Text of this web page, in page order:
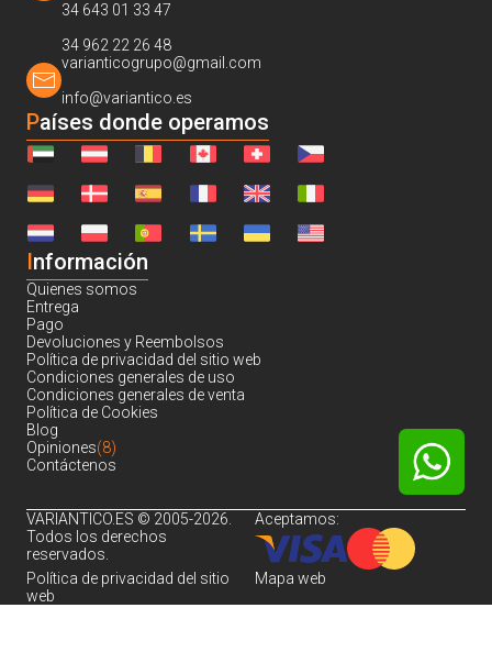
34 643 01 33 47
34 962 22 26 48
varianticogrupo@gmail.com
info@variantico.es
Países donde operamos
Información
Quienes somos
Entrega
Pago
Devoluciones y Reembolsos
Política de privacidad del sitio web
Condiciones generales de uso
Condiciones generales de venta
Política de Cookies
Blog
Opiniones(8)
Contáctenos
VARIANTICO.ES © 2005-2026.
Todos los derechos
reservados.
Aceptamos:
Política de privacidad del sitio
web
Mapa web